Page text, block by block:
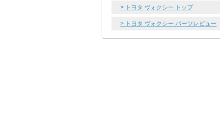
> トヨタ ヴォクシー トップ
> トヨタ ヴォクシー パーツレビュー